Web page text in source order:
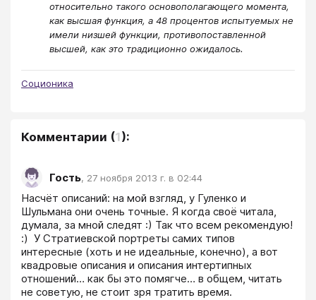
относительно такого основополагающего момента,
как высшая функция, а 48 процентов испытуемых не
имели низшей функции, противопоставленной
высшей, как это традиционно ожидалось.
Соционика
Комментарии (1):
Гость, 27 ноября 2013 г. в 02:44
Насчёт описаний: на мой взгляд, у Гуленко и
Шульмана они очень точные. Я когда своё читала,
думала, за мной следят :) Так что всем рекомендую!
:)  У Стратиевской портреты самих типов
интересные (хоть и не идеальные, конечно), а вот
квадровые описания и описания интертипных
отношений… как бы это помягче… в общем, читать
не советую, не стоит зря тратить время.